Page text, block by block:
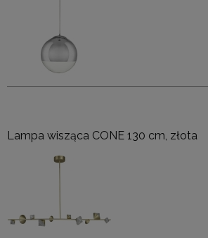
Lampa wisząca CONE 130 cm, złota